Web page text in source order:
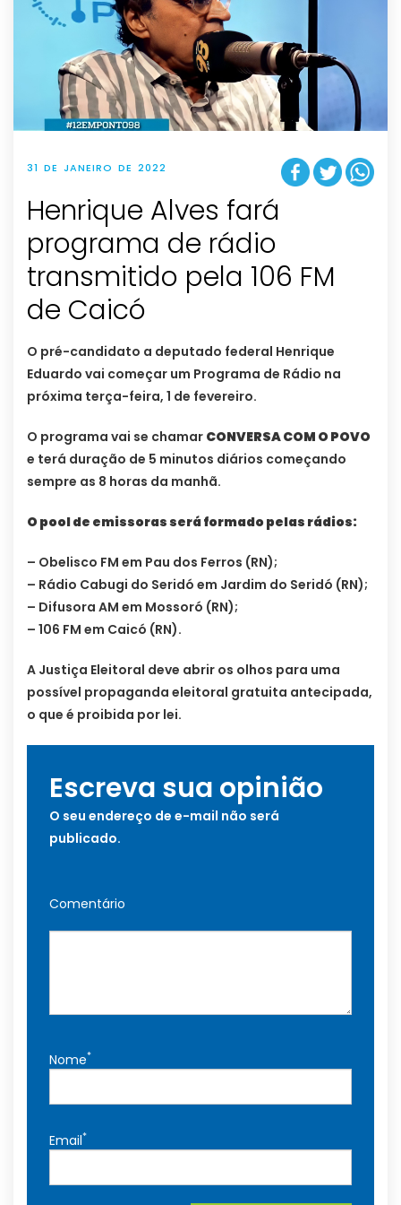
31 DE JANEIRO DE 2022
Henrique Alves fará
programa de rádio
transmitido pela 106 FM
de Caicó
O pré-candidato a deputado federal Henrique
Eduardo vai começar um Programa de Rádio na
próxima terça-feira, 1 de fevereiro.
O programa vai se chamar CONVERSA COM O POVO
e terá duração de 5 minutos diários começando
sempre as 8 horas da manhã.
O pool de emissoras será formado pelas rádios:
– Obelisco FM em Pau dos Ferros (RN);
– Rádio Cabugi do Seridó em Jardim do Seridó (RN);
– Difusora AM em Mossoró (RN);
– 106 FM em Caicó (RN).
A Justiça Eleitoral deve abrir os olhos para uma
possível propaganda eleitoral gratuita antecipada,
o que é proibida por lei.
Escreva sua opinião
O seu endereço de e-mail não será
publicado.
Comentário
Nome*
Email*